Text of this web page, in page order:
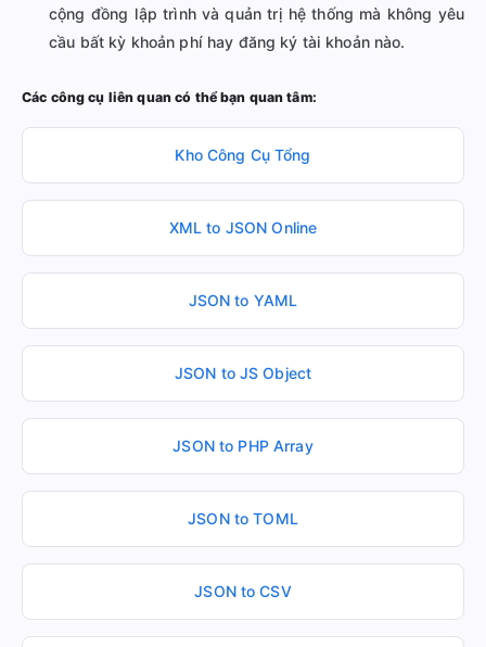
cộng đồng lập trình và quản trị hệ thống mà không yêu
cầu bất kỳ khoản phí hay đăng ký tài khoản nào.
Các công cụ liên quan có thể bạn quan tâm:
Kho Công Cụ Tổng
XML to JSON Online
JSON to YAML
JSON to JS Object
JSON to PHP Array
JSON to TOML
JSON to CSV